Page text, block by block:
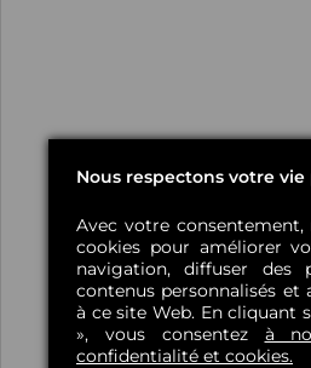
Nous respectons votre vie
Avec votre
cookies pour améliorer
navigation, diffuser des
contenus personnalisés et
à ce site Web. En cliquant
», vous consentez à
confidentialité et cookies.